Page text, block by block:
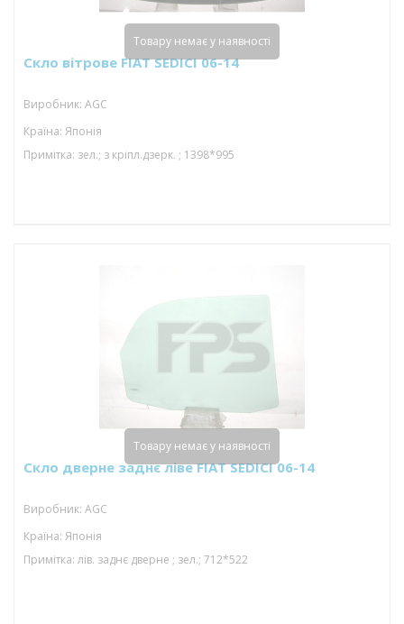
Скло вітрове FIAT SEDICI 06-14
Виробник: AGC
Країна: Японія
Примітка: зел.; з кріпл.дзерк. ; 1398*995
Товару немає у наявності
Скло дверне заднє ліве FIAT SEDICI 06-14
Виробник: AGC
Країна: Японія
Примітка: лів. заднє дверне ; зел.; 712*522
Товару немає у наявності